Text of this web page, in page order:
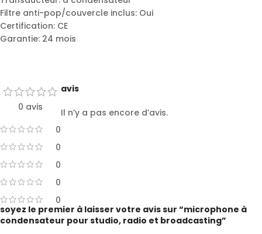
Filtre anti-pop/couvercle inclus: Oui
Certification: CE
Garantie: 24 mois
0 avis
0
0
0
0
0
avis
Il n’y a pas encore d’avis.
soyez le premier à laisser votre avis sur “microphone à
condensateur pour studio, radio et broadcasting”